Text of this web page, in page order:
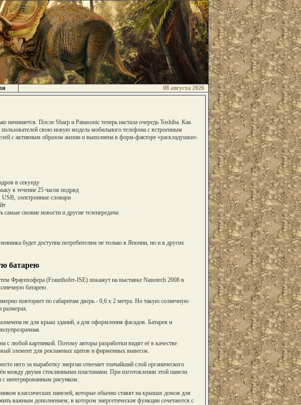
08 августа 2026
После Sharp и Panasonic теперь настала очередь Toshiba. Как
свою новую модель мобильного телефона с встроенным
с активным образом жизни и выполнена в форм-факторе «раскладушки».
в секунду
в течение 25 часов подряд
электронные словари
свежие новости и другие телепередачи
будет доступна потребителям не только в Японии, но и в других
батарею
Фраунхофера (Fraunhofer-ISE) покажут на выставке Nanotech 2008 в
батарею.
повторяет по габаритам дверь - 0,6 х 2 метра. Но такую солнечную
размерах.
не для крыш зданий, а для оформления фасадов. Батарея и
любой картинкой. Потому авторы разработки видят её в качестве
элемент для рекламных щитов и фирменных вывесок.
него за выработку энергии отвечает тончайший слой органического
между двумя стеклянными пластинами. При изготовлении этой панели
с интегрированным рисунком.
классических панелей, которые обычно ставят на крышах домов для
важным дополнением, в котором энергетические функции сочетаются с